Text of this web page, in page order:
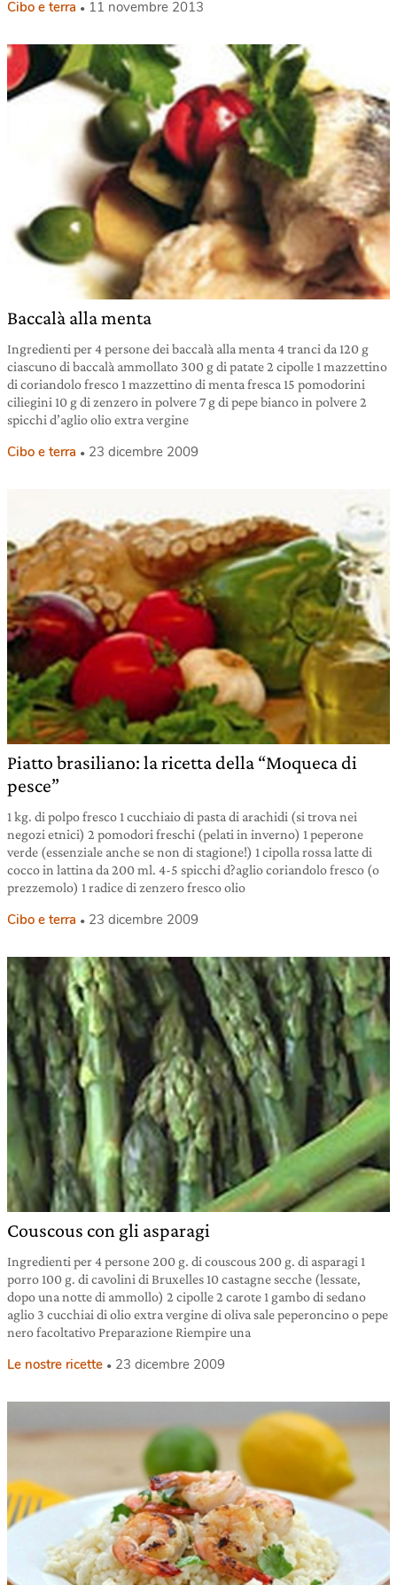
Cibo e terra 11 novembre 2013
Baccalà alla menta
Ingredienti per 4 persone dei baccalà alla menta 4 tranci da 120 g
ciascuno di baccalà ammollato 300 g di patate 2 cipolle 1 mazzettino
di coriandolo fresco 1 mazzettino di menta fresca 15 pomodorini
ciliegini 10 g di zenzero in polvere 7 g di pepe bianco in polvere 2
spicchi d’aglio olio extra vergine
Cibo e terra 23 dicembre 2009
Piatto brasiliano: la ricetta della “Moqueca di
pesce”
1 kg. di polpo fresco 1 cucchiaio di pasta di arachidi (si trova nei
negozi etnici) 2 pomodori freschi (pelati in inverno) 1 peperone
verde (essenziale anche se non di stagione!) 1 cipolla rossa latte di
cocco in lattina da 200 ml. 4-5 spicchi d?aglio coriandolo fresco (o
prezzemolo) 1 radice di zenzero fresco olio
Cibo e terra 23 dicembre 2009
Couscous con gli asparagi
Ingredienti per 4 persone 200 g. di couscous 200 g. di asparagi 1
porro 100 g. di cavolini di Bruxelles 10 castagne secche (lessate,
dopo una notte di ammollo) 2 cipolle 2 carote 1 gambo di sedano
aglio 3 cucchiai di olio extra vergine di oliva sale peperoncino o pepe
nero facoltativo Preparazione Riempire una
Le nostre ricette 23 dicembre 2009